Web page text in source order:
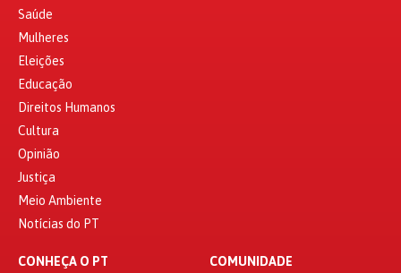
Saúde
Mulheres
Eleições
Educação
Direitos Humanos
Cultura
Opinião
Justiça
Meio Ambiente
Notícias do PT
CONHEÇA O PT COMUNIDADE